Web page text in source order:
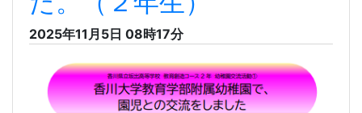
香川大学教育学部附属幼
稚園で支援活動をしまし
た。（２年生）
2025年11月5日 08時17分